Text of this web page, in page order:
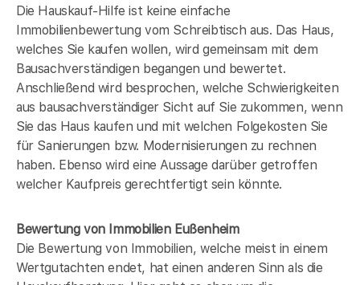
Die Hauskauf-Hilfe ist keine einfache
Immobilienbewertung vom Schreibtisch aus. Das Haus,
welches Sie kaufen wollen, wird gemeinsam mit dem
Bausachverständigen begangen und bewertet.
Anschließend wird besprochen, welche Schwierigkeiten
aus bausachverständiger Sicht auf Sie zukommen, wenn
Sie das Haus kaufen und mit welchen Folgekosten Sie
für Sanierungen bzw. Modernisierungen zu rechnen
haben. Ebenso wird eine Aussage darüber getroffen
welcher Kaufpreis gerechtfertigt sein könnte.
Bewertung von Immobilien Eußenheim
Die Bewertung von Immobilien, welche meist in einem
Wertgutachten endet, hat einen anderen Sinn als die